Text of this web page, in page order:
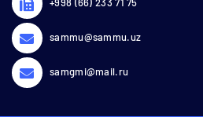
sammu@sammu.uz
samgmi@mail.ru